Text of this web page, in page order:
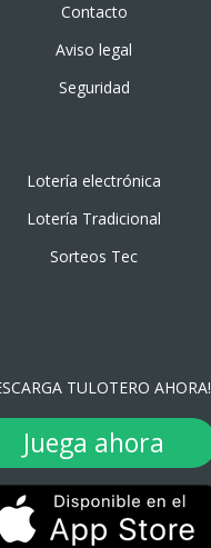
Contacto
Aviso legal
Seguridad
Lotería electrónica
Lotería Tradicional
Sorteos Tec
TULOTERO AHORA!
Juega ahora